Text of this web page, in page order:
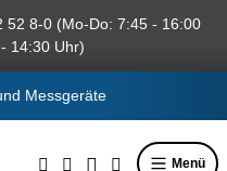
52 8-0 (Mo-Do: 7:45 - 16:00
14:30 Uhr)
Messgeräte
Menü